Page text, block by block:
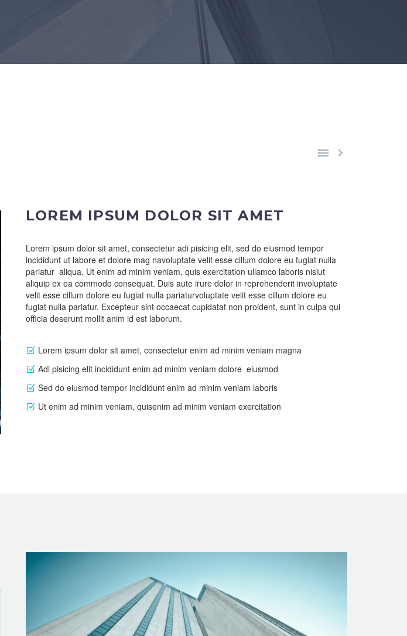
 
LOREM IPSUM DOLOR SIT AMET
Lorem ipsum dolor sit amet, consectetur adi pisicing elit, sed do eiusmod tempor
incididunt ut labore et dolore mag navoluptate velit esse cillum dolore eu fugiat nulla
pariatur aliqua. Ut enim ad minim veniam, quis exercitation ullamco laboris nisiut
aliquip ex ea commodo consequat. Duis aute irure dolor in reprehenderit involuptate
velit esse cillum dolore eu fugiat nulla pariaturvoluptate velit esse cillum dolore eu
fugiat nulla pariatur. Excepteur sint occaecat cupidatat non proident, sunt in culpa qui
officia deserunt mollit anim id est laborum.
Lorem ipsum dolor sit amet, consectetur enim ad minim veniam magna
Adi pisicing elit incididunt enim ad minim veniam dolore eiusmod
Sed do eiusmod tempor incididunt enim ad minim veniam laboris
Ut enim ad minim veniam, quisenim ad minim veniam exercitation